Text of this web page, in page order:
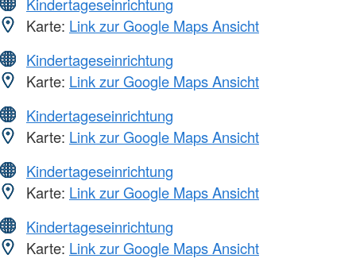
Karte: Link zur Google Maps Ansicht
Kindertageseinrichtung
Karte: Link zur Google Maps Ansicht
Kindertageseinrichtung
Karte: Link zur Google Maps Ansicht
Kindertageseinrichtung
Karte: Link zur Google Maps Ansicht
Kindertageseinrichtung
Karte: Link zur Google Maps Ansicht